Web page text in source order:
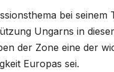
bei seinem
Ungarns in
der Zone eine der
Europas sei.